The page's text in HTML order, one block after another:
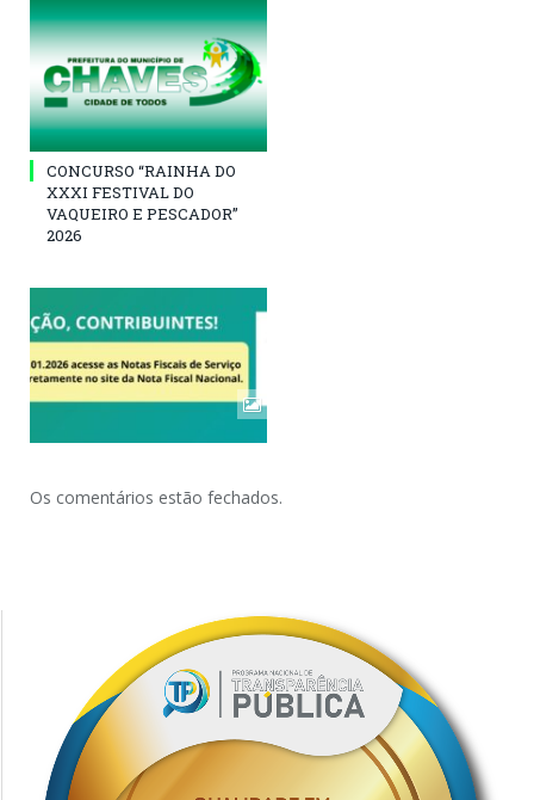
CONCURSO “RAINHA DO
XXXI FESTIVAL DO
VAQUEIRO E PESCADOR”
2026
Os comentários estão fechados.